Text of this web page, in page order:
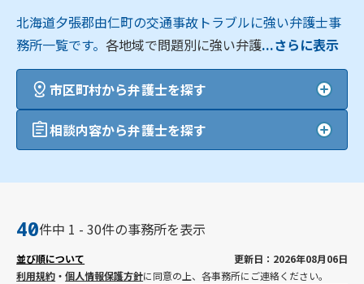
北海道夕張郡由仁町の交通事故トラブルに強い弁護士事
務所一覧です。各地域で問題別に強い弁護...さらに表示
市区町村から弁護士を探す
相談内容から弁護士を探す
40件中 1 - 30件の事務所を表示
並び順について
更新日：2026年08月06日
利用規約 ・個人情報保護方針に同意の上、各事務所にご連絡ください。